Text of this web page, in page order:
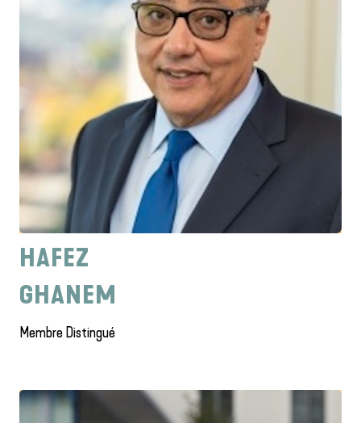
HAFEZ
GHANEM
Membre Distingué